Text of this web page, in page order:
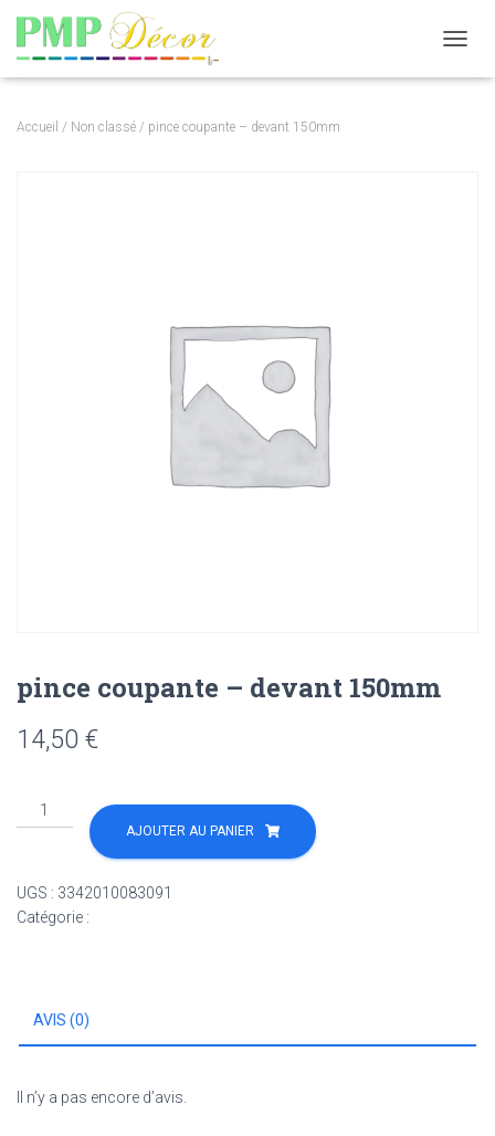
Accueil / Non classé / pince coupante – devant 150mm
pince coupante – devant 150mm
14,50 €
quantité
de
-
devant
AJOUTER AU PANIER
UGS : 3342010083091
Catégorie :
AVIS (0)
Il n’y a pas encore d’avis.